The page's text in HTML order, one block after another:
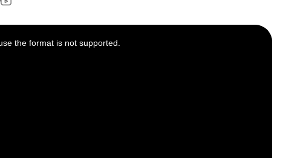
the format is not supported.